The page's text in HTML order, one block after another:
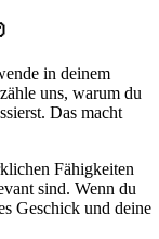
in deinem
uns, warum du
Das macht
Fähigkeiten
sind. Wenn du
Geschick und deine